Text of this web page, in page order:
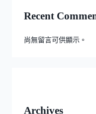
Recent
尚無留言可供顯示。
Archives